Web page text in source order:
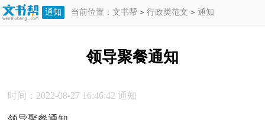
通知 当前位置： 文书帮 > 行政类范文 > 通知
领导聚餐通知
时间：2022-08-27 16:46:42 通知